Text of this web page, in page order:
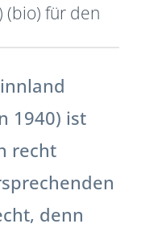
(bio) für den
1940) ist
recht
denn